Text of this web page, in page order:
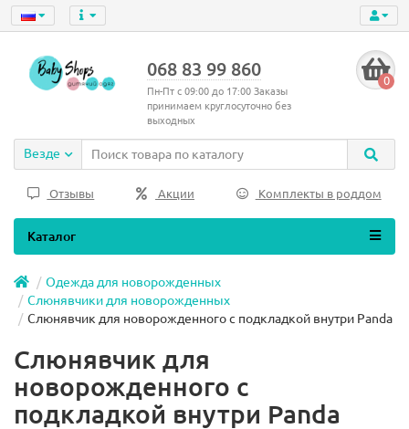
068 83 99 860
Пн-Пт с 09:00 до 17:00 Заказы
принимаем круглосуточно без
выходных
0
Везде
Отзывы Акции Комплекты в роддом
Каталог
Одежда для новорожденных
Слюнявчики для новорожденных
Слюнявчик для новорожденного с подкладкой внутри Panda
Слюнявчик для
новорожденного с
подкладкой внутри Panda